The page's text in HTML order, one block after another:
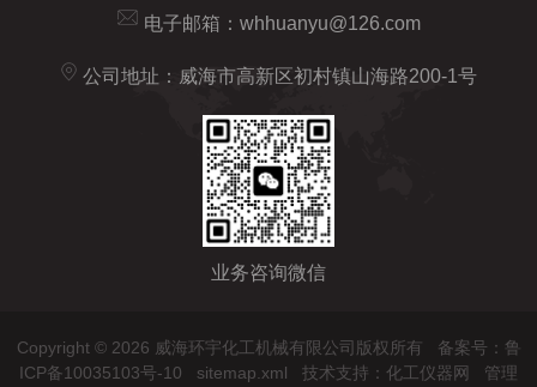
电子邮箱： whhuanyu@126.com
公司地址：威海市高新区初村镇山海路200-1号
业务咨询微信
Copyright © 2026 威海环宇化工机械有限公司版权所有 备案号：鲁
ICP备10035103号-10
sitemap.xml 技术支持： 化工仪器网 管理